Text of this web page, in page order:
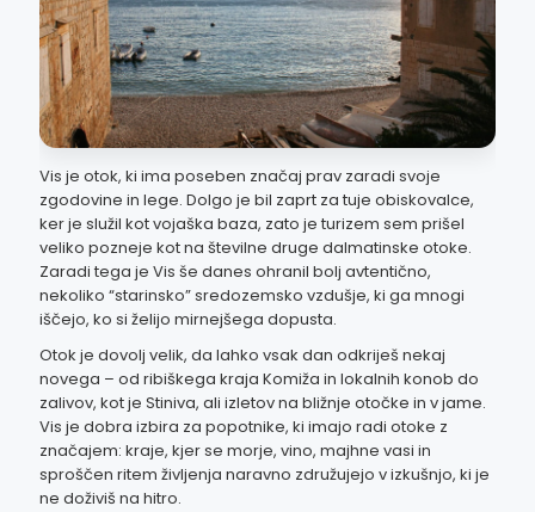
Vis je otok, ki ima poseben značaj prav zaradi svoje
zgodovine in lege. Dolgo je bil zaprt za tuje obiskovalce,
ker je služil kot vojaška baza, zato je turizem sem prišel
veliko pozneje kot na številne druge dalmatinske otoke.
Zaradi tega je Vis še danes ohranil bolj avtentično,
nekoliko “starinsko” sredozemsko vzdušje, ki ga mnogi
iščejo, ko si želijo mirnejšega dopusta.
Otok je dovolj velik, da lahko vsak dan odkriješ nekaj
novega – od ribiškega kraja Komiža in lokalnih konob do
zalivov, kot je Stiniva, ali izletov na bližnje otočke in v jame.
Vis je dobra izbira za popotnike, ki imajo radi otoke z
značajem: kraje, kjer se morje, vino, majhne vasi in
sproščen ritem življenja naravno združujejo v izkušnjo, ki je
ne doživiš na hitro.